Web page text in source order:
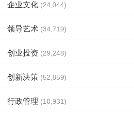
企业文化 (24,044)
领导艺术 (34,719)
创业投资 (29,248)
创新决策 (52,859)
行政管理 (10,931)